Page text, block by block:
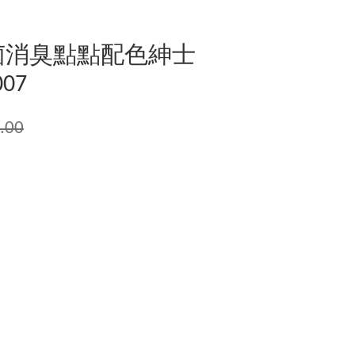
消臭點點配色紳士